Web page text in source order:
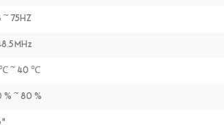
~ 75HZ
~ 40 ℃
% ~ 80 %